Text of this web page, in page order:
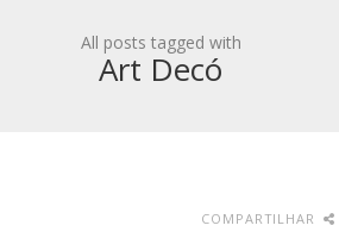
All posts tagged with
Art Decó
COMPARTILHAR